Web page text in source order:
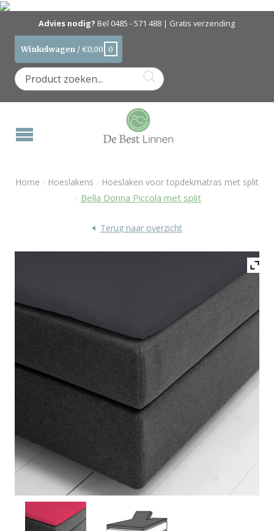
Advies nodig? Bel 0485 - 571 488 | Gratis verzending
Winkelwagen /€0,00 0
Home / Hoeslakens / Hoeslaken voor topdekmatras met split
/ Bella Donna Piccola met split
Terug naar overzicht